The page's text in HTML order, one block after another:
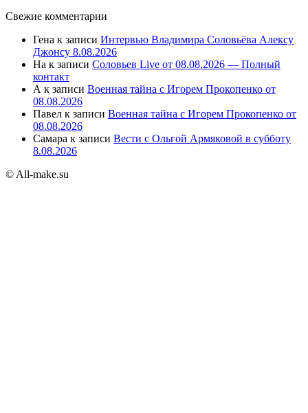
Свежие комментарии
Гена к записи Интервью Владимира Соловьёва Алексу
Джонсу 8.08.2026
На к записи Соловьев Live от 08.08.2026 — Полный
контакт
А к записи Военная тайна с Игорем Прокопенко от
08.08.2026
Павел к записи Военная тайна с Игорем Прокопенко от
08.08.2026
Самара к записи Вести с Ольгой Армяковой в субботу
8.08.2026
© All-make.su